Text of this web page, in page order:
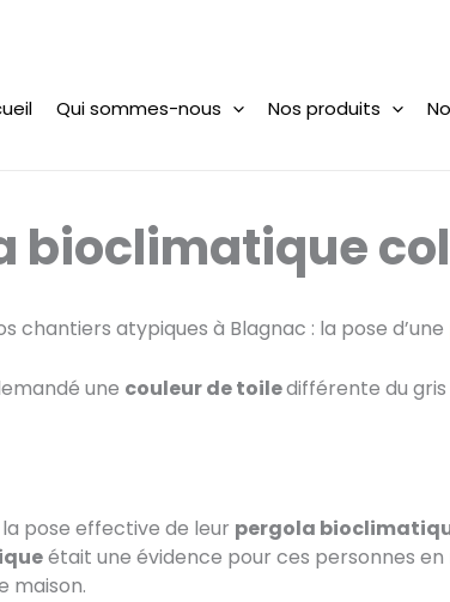
Qui sommes-nous Nos produits
bioclimatique
chantiers atypiques à Blagnac : la pose d’une
une couleur de toiledifférente du
pose effective de leur pergola
était une évidence pour ces personnes
maison.